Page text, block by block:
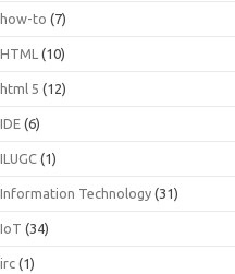
how-to (7)
HTML (10)
html 5 (12)
IDE (6)
ILUGC (1)
Information Technology (31)
IoT (34)
irc (1)